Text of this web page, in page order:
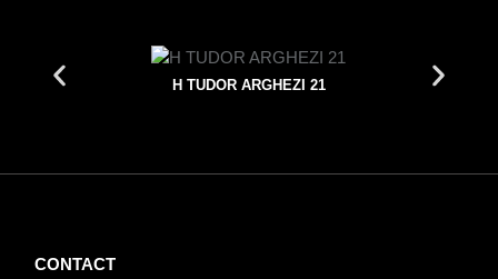
H TUDOR ARGHEZI 21
CONTACT